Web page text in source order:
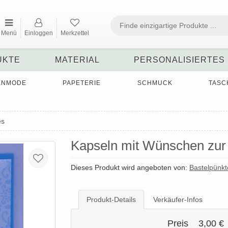
Menü Einloggen Merkzettel
MATERIAL PERSONALISIERTES
PAPETERIE SCHMUCK
Kapseln mit Wünschen
Dieses Produkt wird angeboten von:
Produkt-Details Verkäufer-Infos
Preis 3,00 €